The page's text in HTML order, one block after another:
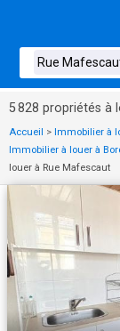
5 828 propriétés à
Accueil > Immobilier à
Immobilier à louer à
louer à Rue Mafescaut